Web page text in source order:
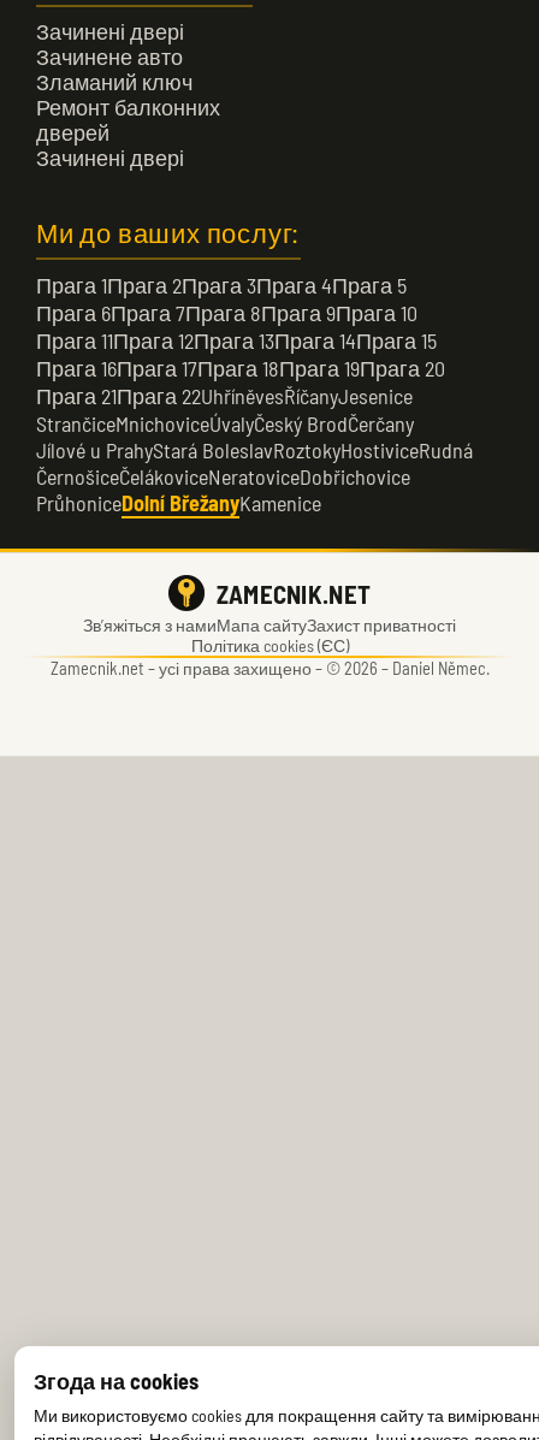
Зачинені двері
Зачинене авто
Зламаний ключ
Ремонт балконних
дверей
Зачинені двері
Ми до ваших послуг:
Прага 1Прага 2Прага 3Прага 4Прага 5
Прага 6Прага 7Прага 8Прага 9Прага 10
Прага 11Прага 12Прага 13Прага 14Прага 15
Прага 16Прага 17Прага 18Прага 19Прага 20
Прага 21Прага 22UhříněvesŘíčanyJesenice
StrančiceMnichoviceÚvalyČeský BrodČerčany
Jílové u PrahyStará BoleslavRoztokyHostiviceRudná
ČernošiceČelákoviceNeratoviceDobřichovice
PrůhoniceDolní BřežanyKamenice
Зв’яжіться з намиМапа сайтуЗахист приватності
Політика cookies (ЄС)
Zamecnik.net –усі права захищено – © 2026 – Daniel Němec.
ZAMECNIK.NET
Згода на cookies
Ми використовуємо cookies для покращення сайту та